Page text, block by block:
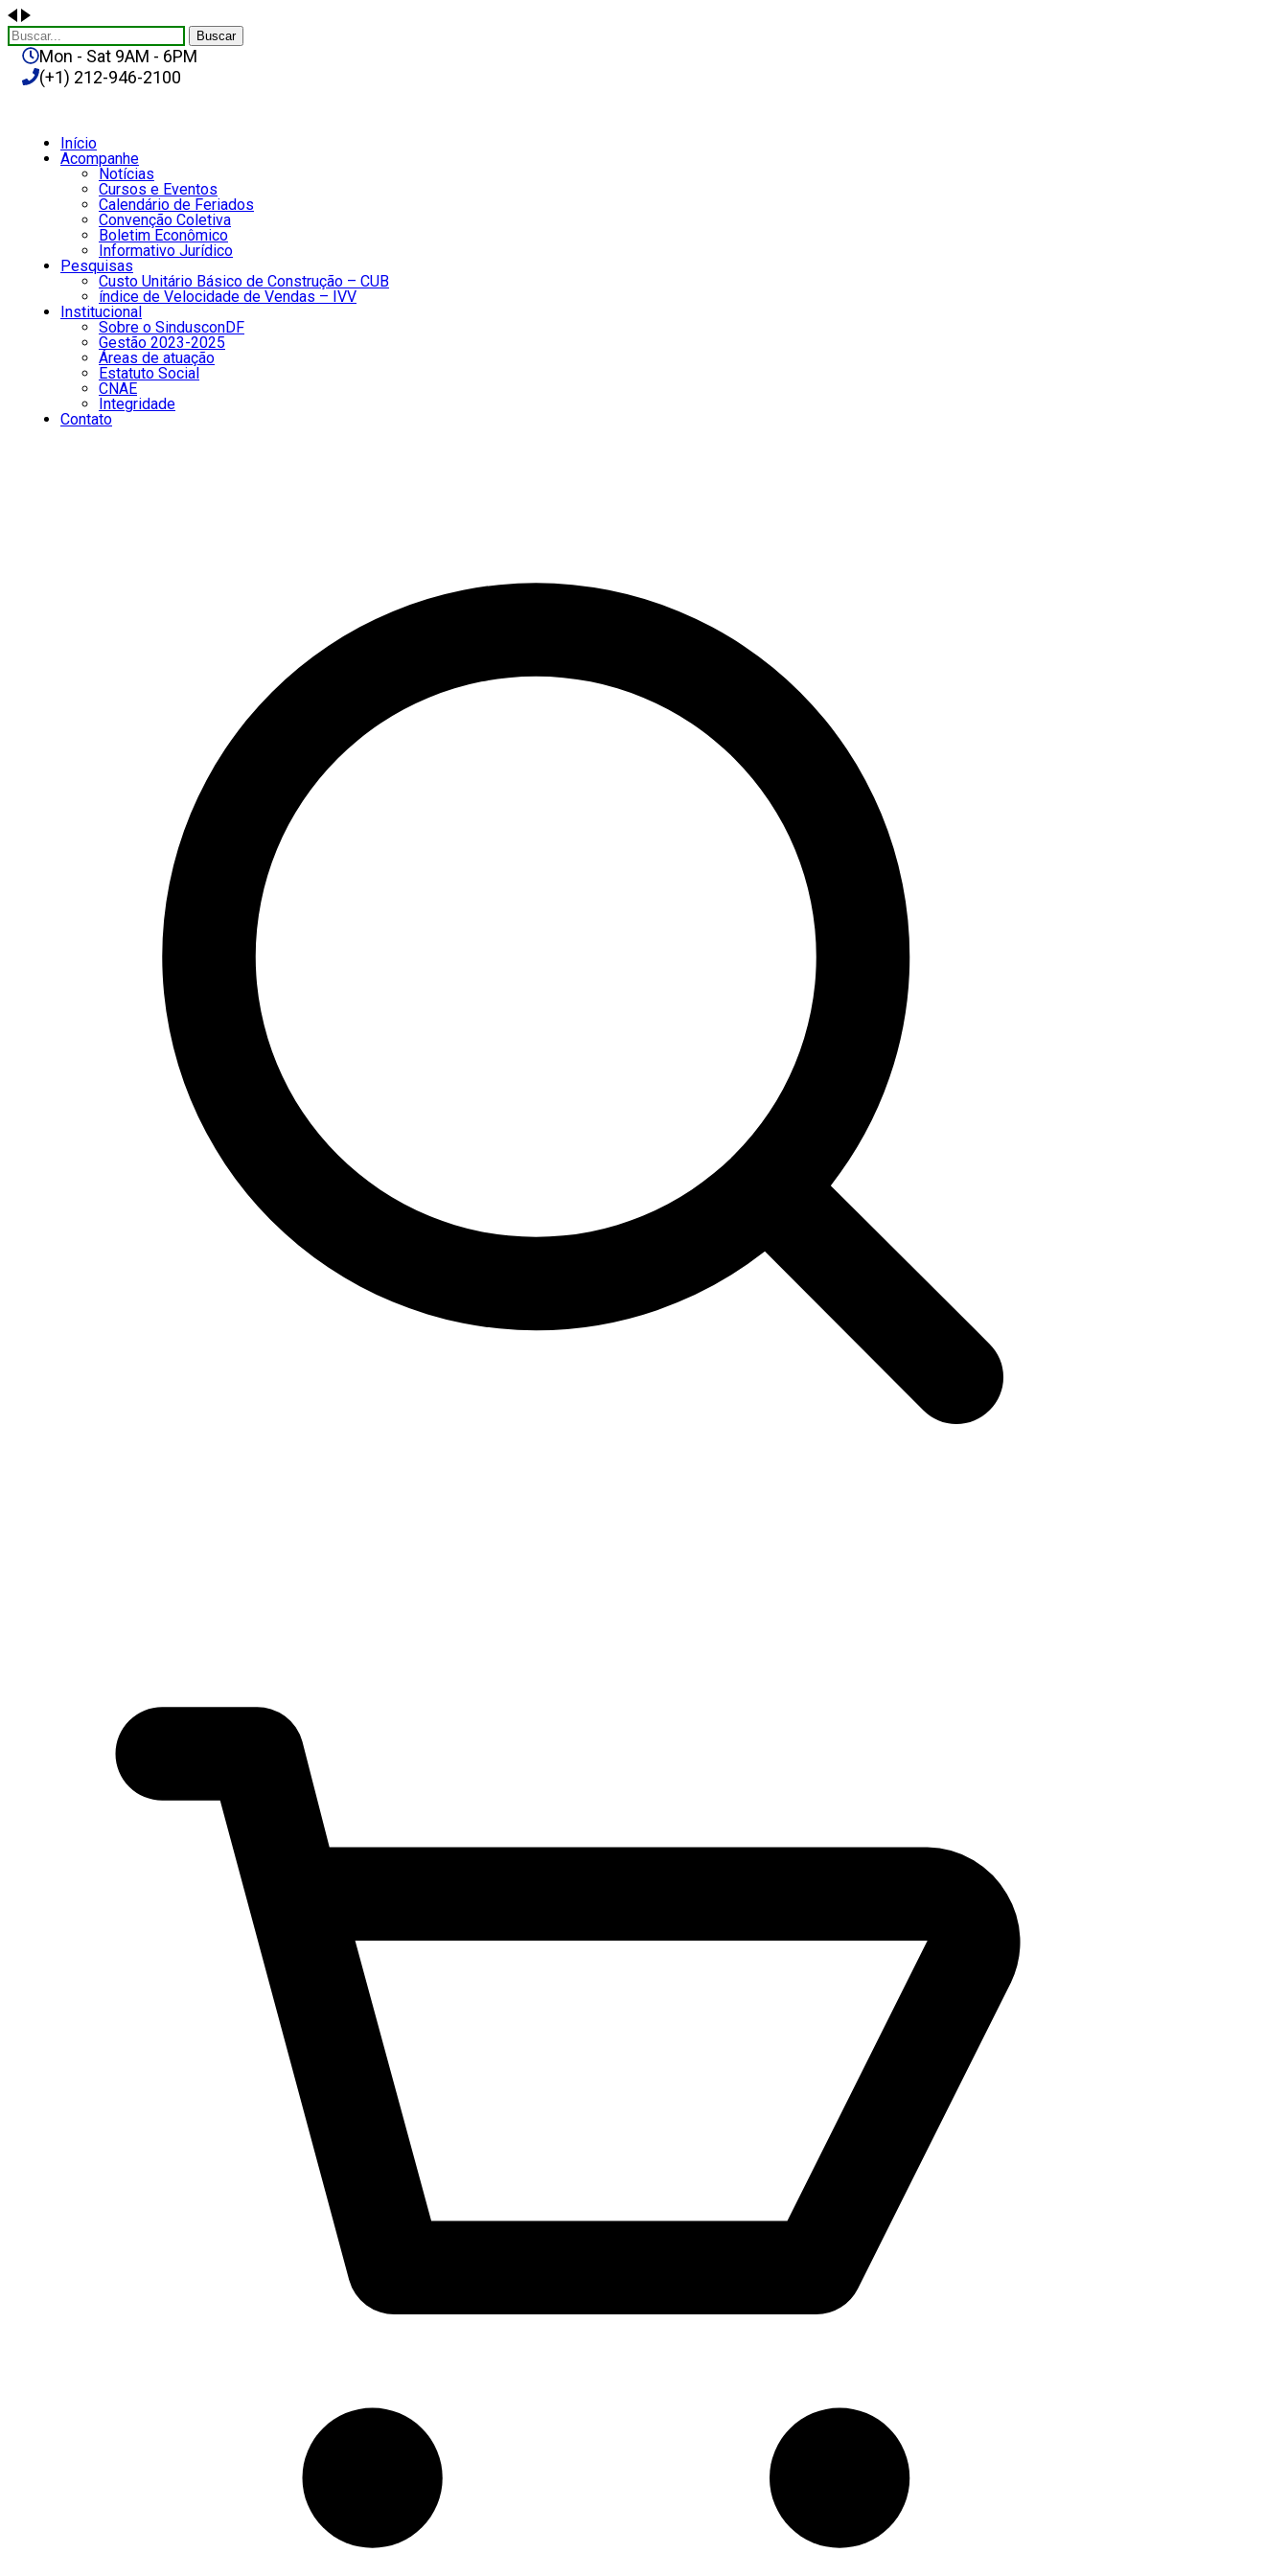
Buscar
Mon - Sat 9AM - 6PM
(+1) 212-946-2100
Início
Acompanhe
Notícias
Cursos e Eventos
Calendário de Feriados
Convenção Coletiva
Boletim Econômico
Informativo Jurídico
Pesquisas
Custo Unitário Básico de Construção – CUB
índice de Velocidade de Vendas – IVV
Institucional
Sobre o SindusconDF
Gestão 2023-2025
Áreas de atuação
Estatuto Social
CNAE
Integridade
Contato